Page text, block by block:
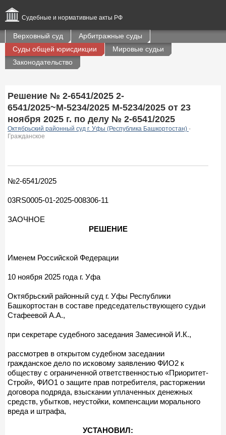
Судебные и нормативные акты РФ
Верховный суд
Арбитражные суды
Суды общей юрисдикции
Мировые судьи
Законодательство
Решение № 2-6541/2025 2-
6541/2025~М-5234/2025 М-5234/2025 от 23
ноября 2025 г. по делу № 2-6541/2025
Октябрьский районный суд г. Уфы (Республика Башкортостан) -
Гражданское
№2-6541/2025
03RS0005-01-2025-008306-11
ЗАОЧНОЕ
РЕШЕНИЕ
Именем Российской Федерации
10 ноября 2025 года г. Уфа
Октябрьский районный суд г. Уфы Республики
Башкортостан в составе председательствующего судьи
Стафеевой А.А.,
при секретаре судебного заседания Замесиной И.К.,
рассмотрев в открытом судебном заседании
гражданское дело по исковому заявлению ФИО2 к
обществу с ограниченной ответственностью «Приоритет-
Строй», ФИО1 о защите прав потребителя, расторжении
договора подряда, взыскании уплаченных денежных
средств, убытков, неустойки, компенсации морального
вреда и штрафа,
УСТАНОВИЛ: